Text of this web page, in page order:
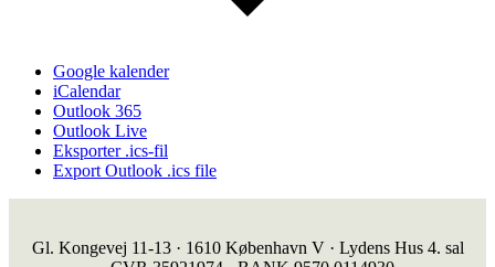
Google kalender
iCalendar
Outlook 365
Outlook Live
Eksporter .ics-fil
Export Outlook .ics file
Gl. Kongevej 11-13 · 1610 København V · Lydens Hus 4. sal